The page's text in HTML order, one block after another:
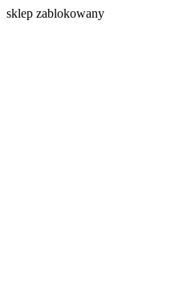
sklep zablokowany